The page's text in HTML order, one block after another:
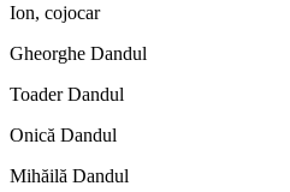
Ion, cojocar
Gheorghe Dandul
Toader Dandul
Onică Dandul
Mihăilă Dandul